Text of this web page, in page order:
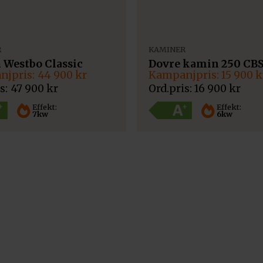
Pris: 1 990
Art.nr.
Effekt:
7kw
Classic
47 900 kr
44 900 kr
Effekt:
6kw
KAMINER
Dovre kamin 250 CBS
16 900 kr
Det
ursprungliga
priset
var:
16
15 900
Det
nuvarande
priset
är:
15